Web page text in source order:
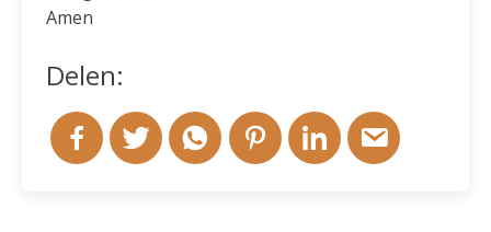
Amen
Delen: